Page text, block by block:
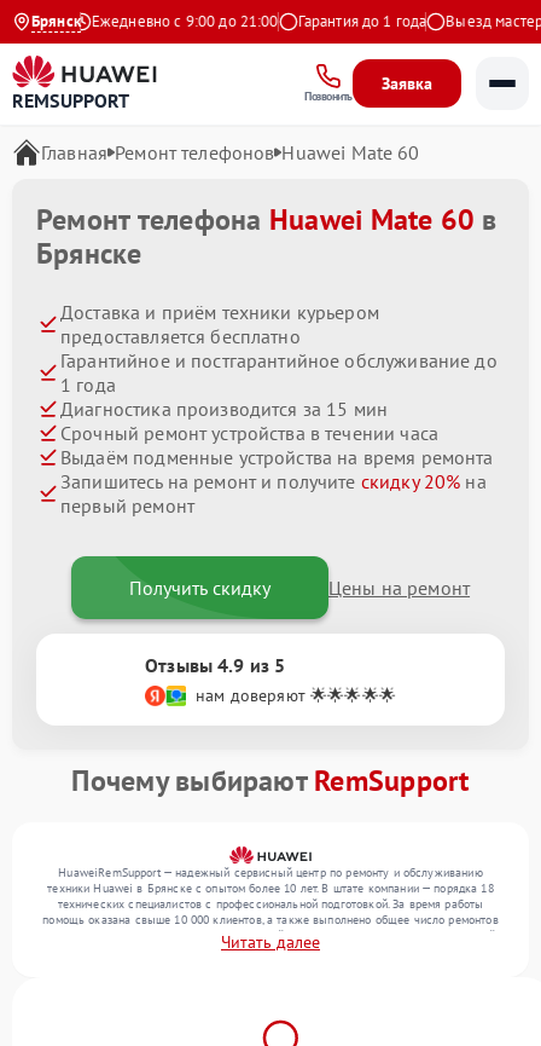
БрянскЕжедневно с 9:00 до 21:00 Гарантия до 1 года Выезд мастера
REMSUPPORT Позвонить
Заявка
Главная Ремонт телефонов Huawei Mate 60
Ремонт телефона Huawei Mate 60 в
Брянске
Доставка и приём техники курьером
предоставляется бесплатно
Гарантийное и постгарантийное обслуживание до
1 года
Диагностика производится за 15 мин
Срочный ремонт устройства в течении часа
Выдаём подменные устройства на время ремонта
Запишитесь на ремонт и получите скидку 20% на
первый ремонт
Получить скидку Цены на ремонт
Отзывы 4.9 из 5
нам доверяют 🌟🌟🌟🌟🌟
Почему выбираютRemSupport
HuaweiRemSupport — надежный сервисный центр по ремонту и обслуживанию
техники Huawei в Брянске с опытом более 10 лет. В штате компании — порядка 18
технических специалистов с профессиональной подготовкой. За время работы
помощь оказана свыше 10 000 клиентов, а также выполнено общее число ремонтов
превысило 12 000. Ежемесячно в сервисный центр поступает более 300 обращений,
включая , , . Мы выполняем ремонт различного уровня сложности и обеспечиваем
Читать далее